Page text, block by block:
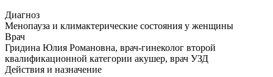
Диагноз
Менопауза и климактерические состояния у женщины
Врач
Гридина Юлия Романовна, врач-гинеколог второй
квалификационной категории акушер, врач УЗД
Действия и назначение